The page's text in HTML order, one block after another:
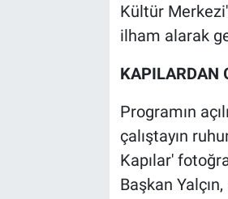
Kültür
ilham alarak
KAPILARDAN
Programın
çalıştayın
Kapılar'
Başkan